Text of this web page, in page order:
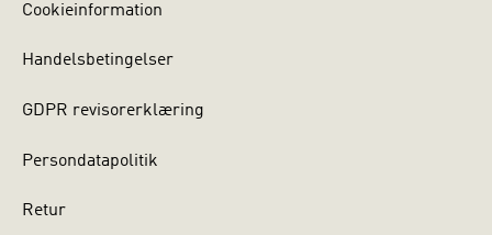
Cookieinformation
Handelsbetingelser
GDPR revisorerklæring
Persondatapolitik
Retur